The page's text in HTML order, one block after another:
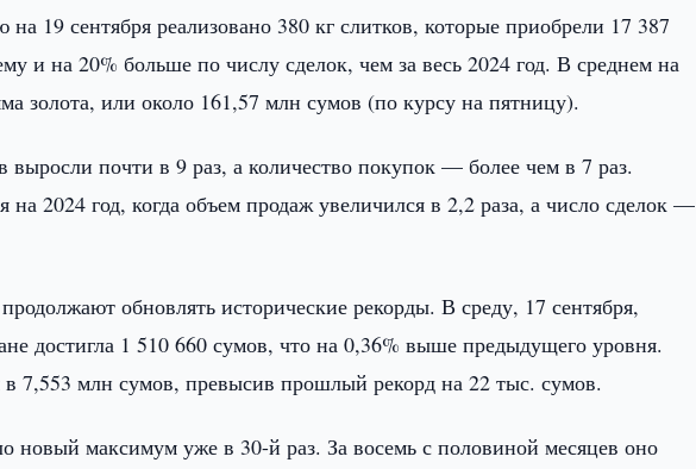
19 сентября реализовано 380 кг слитков, которые приобрели 17 387
и на 20% больше по числу сделок, чем за весь 2024 год. В среднем на
золота, или около 161,57 млн сумов (по курсу на пятницу).
почти в 9 раз, а количество покупок — более чем в 7 раз.
2024 год, когда объем продаж увеличился в 2,2 раза, а число сделок —
обновлять исторические рекорды. В среду, 17 сентября,
достигла 1 510 660 сумов, что на 0,36% выше предыдущего уровня.
7,553 млн сумов, превысив прошлый рекорд на 22 тыс. сумов.
новый максимум уже в 30-й раз. За восемь с половиной месяцев оно